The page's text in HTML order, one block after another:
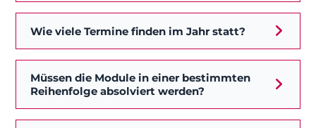
Wie viele Termine finden im Jahr statt?
Müssen die Module in einer bestimmten
Reihenfolge absolviert werden?